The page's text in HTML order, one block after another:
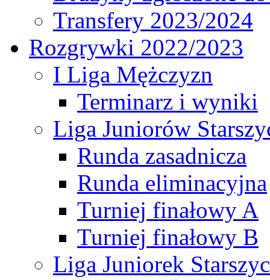
Transfery 2023/2024
Rozgrywki 2022/2023
I Liga Mężczyzn
Terminarz i wyniki
Liga Juniorów
Runda zasadnicza
Runda eliminacyjna
Turniej finałowy A
Turniej finałowy B
Liga Juniorek